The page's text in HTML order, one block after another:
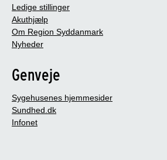
Ledige stillinger
Akuthjælp
Om Region Syddanmark
Nyheder
Genveje
Sygehusenes hjemmesider
Sundhed.dk
Infonet